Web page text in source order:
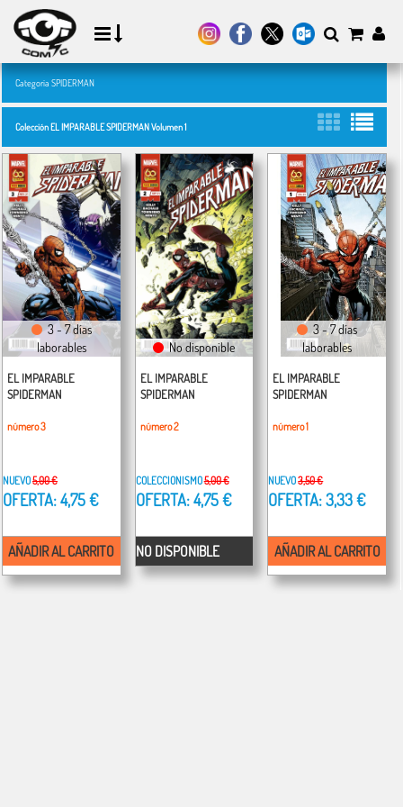
Categoría SPIDERMAN
Colección EL IMPARABLE SPIDERMAN Volumen 1
3 - 7 días
laborables
EL IMPARABLE
SPIDERMAN
número 3
NUEVO5,00 €
OFERTA: 4,75 €
AÑADIR AL CARRITO
No disponible
EL IMPARABLE
SPIDERMAN
número 2
COLECCIONISMO5,00 €
OFERTA: 4,75 €
NO DISPONIBLE
3 - 7 días
laborables
EL IMPARABLE
SPIDERMAN
número 1
NUEVO3,50 €
OFERTA: 3,33 €
AÑADIR AL CARRITO